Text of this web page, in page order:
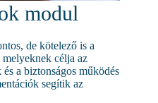
modul
de kötelező is a
célja az
a biztonságos működés
segítik az